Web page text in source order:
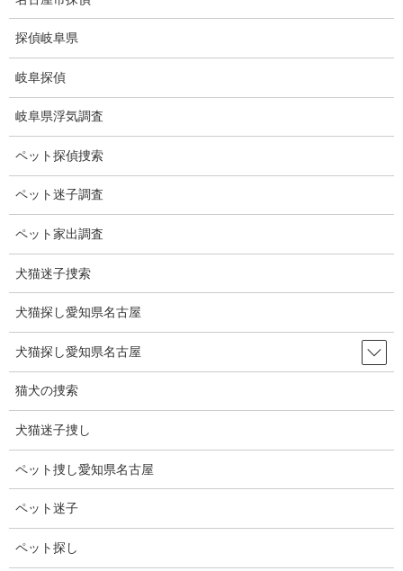
に
動
ョ
に
動
探偵名古屋駅
HOME 探偵名古屋駅
探偵名古屋駅
弊社は愛知県名
古屋を拠点と
し、岐阜県、三
重県、静岡県を
の調査を承って
三重県の行動調
査（配偶者の浮
の行動調査、結婚調査に於ける素行調査等）ストーカー調査（ス
Ｓ発見調査、電磁波調査等）はお任せください。
何かお困りごとがございましたら、お気軽にお問い合わせくださ
い。
探偵岐阜県
岐阜探偵
岐阜県浮気調査
ペット探偵捜索
ペット迷子調査
ペット家出調査
犬猫迷子捜索
犬猫探し愛知県名古屋
犬猫探し愛知県名古屋
猫犬の捜索
犬猫迷子捜し
ペット捜し愛知県名古屋
ペット迷子
ペット探し